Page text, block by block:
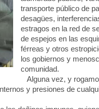
transporte público de
desagües,
estragos en la red de
de espejos en las
férreas y otros
los gobiernos y
comunidad.
Alguna vez, y
y presiones de